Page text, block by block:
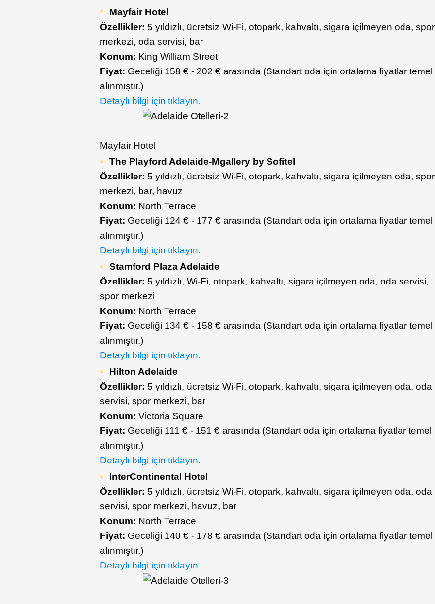
Mayfair Hotel
Özellikler: 5 yıldızlı, ücretsiz Wi-Fi, otopark, kahvaltı, sigara içilmeyen oda, spor
merkezi, oda servisi, bar
Konum: King William Street
Fiyat: Geceliği 158 € - 202 € arasında (Standart oda için ortalama fiyatlar temel
alınmıştır.)
Detaylı bilgi için tıklayın.
Mayfair Hotel
The Playford Adelaide-Mgallery by Sofitel
Özellikler: 5 yıldızlı, ücretsiz Wi-Fi, otopark, kahvaltı, sigara içilmeyen oda, spor
merkezi, bar, havuz
Konum: North Terrace
Fiyat: Geceliği 124 € - 177 € arasında (Standart oda için ortalama fiyatlar temel
alınmıştır.)
Detaylı bilgi için tıklayın.
Stamford Plaza Adelaide
Özellikler: 5 yıldızlı, Wi-Fi, otopark, kahvaltı, sigara içilmeyen oda, oda servisi,
spor merkezi
Konum: North Terrace
Fiyat: Geceliği 134 € - 158 € arasında (Standart oda için ortalama fiyatlar temel
alınmıştır.)
Detaylı bilgi için tıklayın.
Hilton Adelaide
Özellikler: 5 yıldızlı, ücretsiz Wi-Fi, otopark, kahvaltı, sigara içilmeyen oda, oda
servisi, spor merkezi, bar
Konum: Victoria Square
Fiyat: Geceliği 111 € - 151 € arasında (Standart oda için ortalama fiyatlar temel
alınmıştır.)
Detaylı bilgi için tıklayın.
InterContinental Hotel
Özellikler: 5 yıldızlı, ücretsiz Wi-Fi, otopark, kahvaltı, sigara içilmeyen oda, oda
servisi, spor merkezi, havuz, bar
Konum: North Terrace
Fiyat: Geceliği 140 € - 178 € arasında (Standart oda için ortalama fiyatlar temel
alınmıştır.)
Detaylı bilgi için tıklayın.